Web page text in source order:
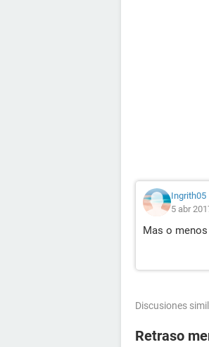
Ingrith05
5 abr
Mas o
Discusiones
Retraso